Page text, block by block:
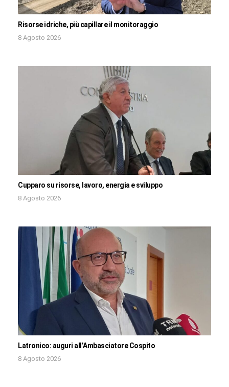
Risorse idriche, più capillare il monitoraggio
8 Agosto 2026
Cupparo su risorse, lavoro, energia e sviluppo
8 Agosto 2026
Latronico: auguri all’Ambasciatore Cospito
8 Agosto 2026